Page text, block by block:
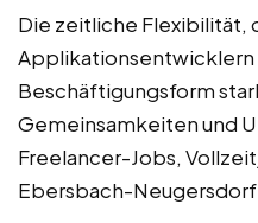
Die zeitliche Flexibilität,
Applikationsentwicklern
Beschäftigungsform
Gemeinsamkeiten und
Freelancer-Jobs,
Ebersbach-